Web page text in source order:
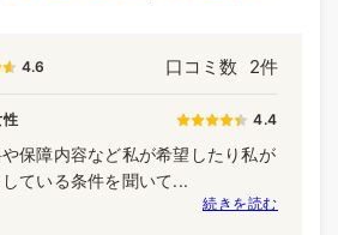
4.6 口コミ数 2件
性 4.4
保障内容など私が希望したり私が
ている条件を聞いて...
続きを読む